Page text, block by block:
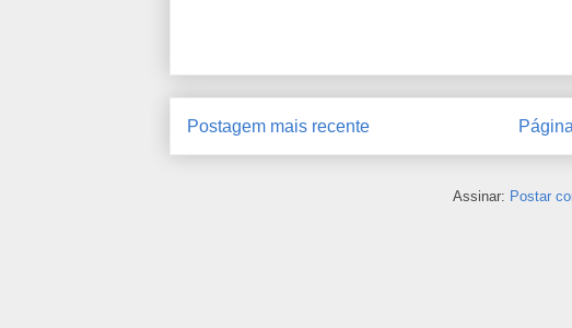
Postagem mais recente
Assinar: Postar